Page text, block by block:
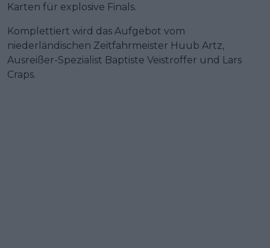
Karten für explosive Finals.
Komplettiert wird das Aufgebot vom
niederländischen Zeitfahrmeister Huub Artz,
Ausreißer-Spezialist Baptiste Veistroffer und Lars
Craps.